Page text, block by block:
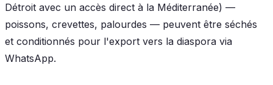
Détroit avec un accès direct à la Méditerranée) —
poissons, crevettes, palourdes — peuvent être séchés
et conditionnés pour l'export vers la diaspora via
WhatsApp.